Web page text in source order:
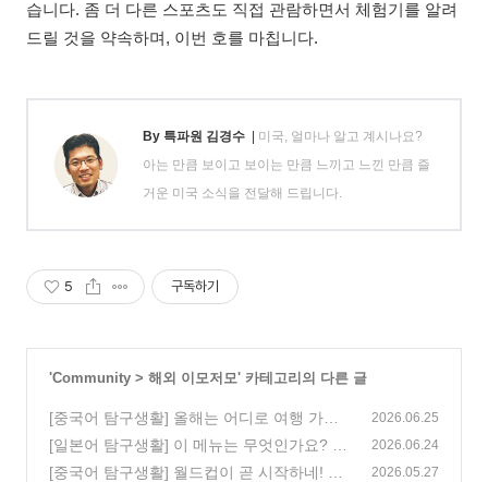
습니다. 좀 더 다른 스포츠도 직접 관람하면서 체험기를 알려
드릴 것을 약속하며, 이번 호를 마칩니다.
By 특파원 김경수 | 미국, 얼마나 알고 계시나요?
아는 만큼 보이고 보이는 만큼 느끼고 느낀 만큼 즐
거운 미국 소식을 전달해 드립니다.
5 구독하기
'Community > 해외 이모저모' 카테고리의 다른 글
[중국어 탐구생활] 올해는 어디로 여행 가고
싶어? 今年你想去哪里旅行?
(0)
2026.06.25
[일본어 탐구생활] 이 메뉴는 무엇인가요? こ
のメニューは何ですか?
(0)
2026.06.24
[중국어 탐구생활] 월드컵이 곧 시작하네! 世
2026.05.27